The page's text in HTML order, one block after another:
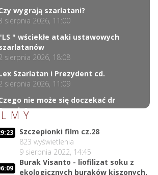
wygrają szarlatani?
sierpnia 2026, 11:00
" wściekłe ataki ustawowych
sierpnia 2026, 18:08
Szarlatan i Prezydent cd.
sierpnia 2026, 11:09
nie może się doczekać dr
1 sierpnia 2026, 16:01
bańka w końcu pękła!
1 sierpnia 2026, 10:02
u Prezydenta
Szczepionki film cz.28
823 wyświetlenia
9 sierpnia 2022, 14:45
Burak Visanto - liofilizat soku z
ekologicznych buraków kiszonych.